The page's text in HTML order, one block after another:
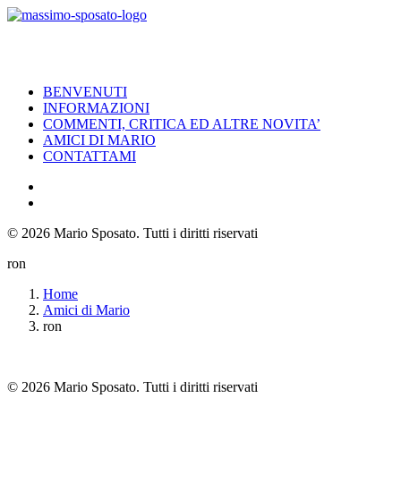
BENVENUTI
INFORMAZIONI
COMMENTI, CRITICA ED ALTRE NOVITA’
AMICI DI MARIO
CONTATTAMI
© 2026 Mario Sposato. Tutti i diritti riservati
ron
Home
Amici di Mario
ron
© 2026 Mario Sposato. Tutti i diritti riservati